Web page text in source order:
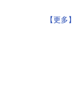
【更多】